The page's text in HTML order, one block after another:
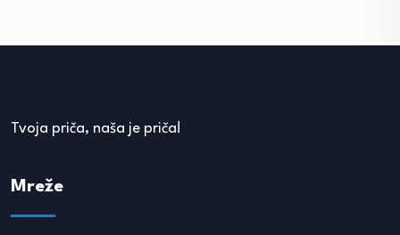
Tvoja priča, naša je priča!
Mreže